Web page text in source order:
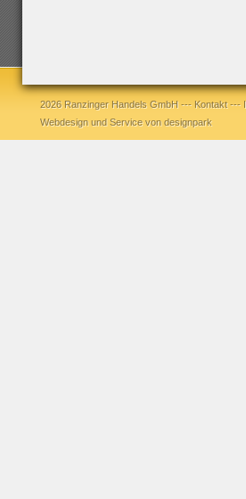
2026 Ranzinger Handels GmbH --- Kontakt---
Webdesign und Service von designpark